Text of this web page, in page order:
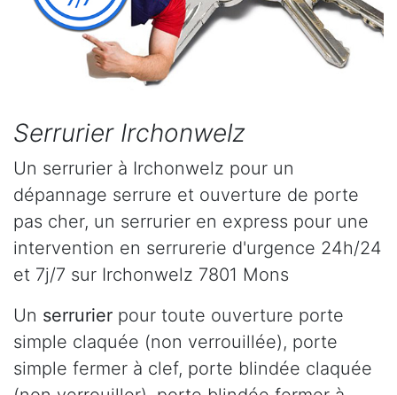
Serrurier Irchonwelz
Un serrurier à Irchonwelz pour un
dépannage serrure et ouverture de porte
pas cher, un serrurier en express pour une
intervention en serrurerie d'urgence 24h/24
et 7j/7 sur Irchonwelz 7801 Mons
Un serrurier pour toute ouverture porte
simple claquée (non verrouillée), porte
simple fermer à clef, porte blindée claquée